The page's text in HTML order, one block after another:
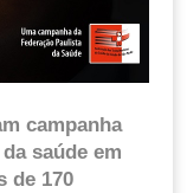
campanha
saúde em
de 170